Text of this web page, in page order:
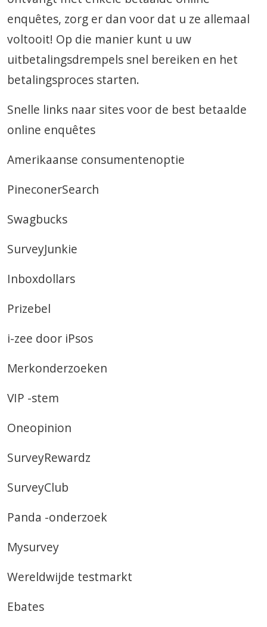
enquêtes, zorg er dan voor dat u ze allemaal
voltooit! Op die manier kunt u uw
uitbetalingsdrempels snel bereiken en het
betalingsproces starten.
Snelle links naar sites voor de best betaalde
online enquêtes
Amerikaanse consumentenoptie
PineconerSearch
Swagbucks
SurveyJunkie
Inboxdollars
Prizebel
i-zee door iPsos
Merkonderzoeken
VIP -stem
Oneopinion
SurveyRewardz
SurveyClub
Panda -onderzoek
Mysurvey
Wereldwijde testmarkt
Ebates